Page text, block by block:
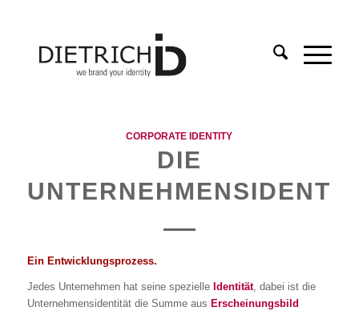
CORPORATE IDENTITY
DIE
Ein Entwicklungsprozess.
Jedes Unternehmen hat seine spezielle Identität, dabei ist die
Unternehmensidentität die Summe aus Erscheinungsbild